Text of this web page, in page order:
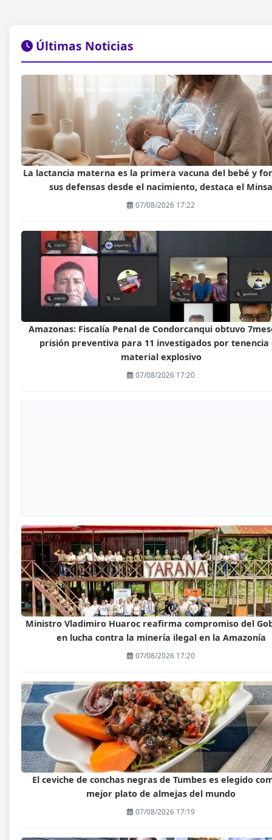
Últimas Noticias
La lactancia materna es la primera vacuna del bebé y
sus defensas desde el nacimiento, destaca el Minsa
07/08/2026 17:22
Amazonas: Fiscalía Penal de Condorcanqui obtuvo
prisión preventiva para 11 investigados por tenencia
material explosivo
07/08/2026 17:20
Ministro Vladimiro Huaroc reafirma compromiso del
en lucha contra la minería ilegal en la Amazonía
07/08/2026 17:20
El ceviche de conchas negras de Tumbes es elegido
mejor plato de almejas del mundo
07/08/2026 17:19